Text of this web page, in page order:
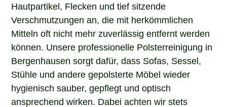
Hautpartikel, Flecken und tief sitzende
Verschmutzungen an, die mit herkömmlichen
Mitteln oft nicht mehr zuverlässig entfernt werden
können. Unsere professionelle Polsterreinigung in
Bergenhausen sorgt dafür, dass Sofas, Sessel,
Stühle und andere gepolsterte Möbel wieder
hygienisch sauber, gepflegt und optisch
ansprechend wirken. Dabei achten wir stets